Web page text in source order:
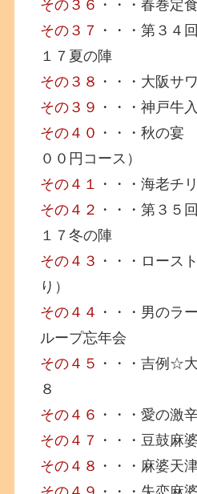
その３６ ・・・春巻定食
その３７ ・・・第３４
１７夏の陣
その３８ ・・・大阪サ
その３９ ・・・神戸牛
その４０ ・・・秋の宴
００円コース）
その４１ ・・・海老チ
その４２ ・・・第３５
１７冬の陣
その４３ ・・・ロース
り）
その４４ ・・・男のラ
ループ忘年会
その４５ ・・・吉例☆
８
その４６ ・・・愛の激
その４７ ・・・豆鼓麻
その４８ ・・・麻婆天